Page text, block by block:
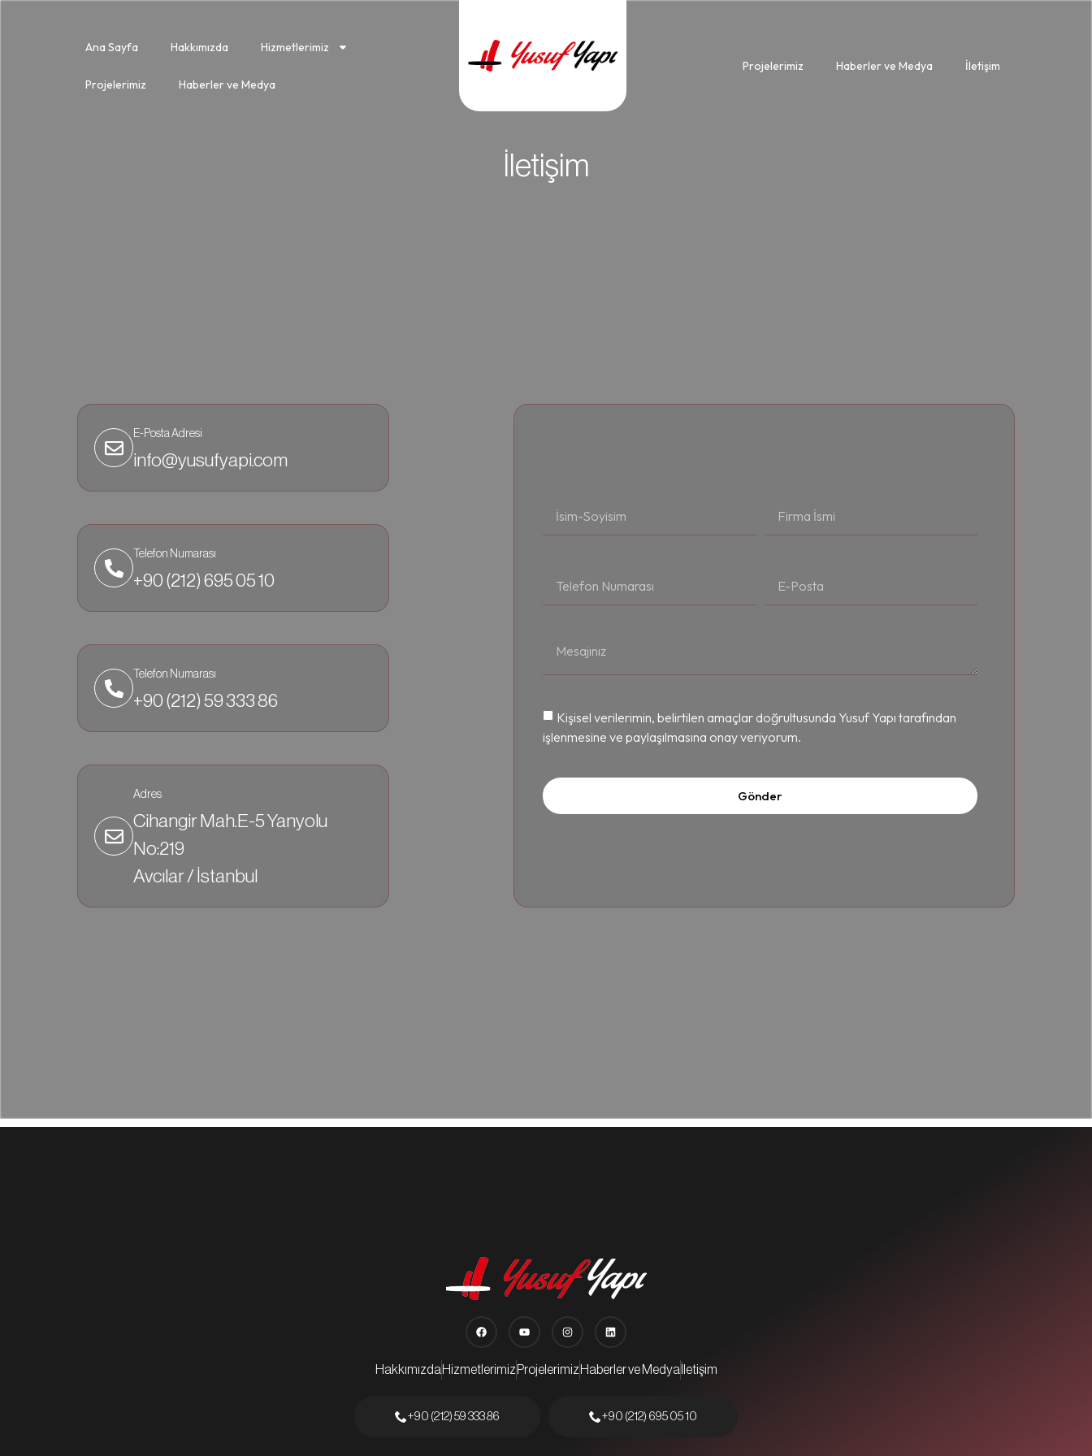
Ana Sayfa Hakkımızda Hizmetlerimiz
Projelerimiz Haberler ve Medya
Projelerimiz Haberler ve Medya İletişim
İletişim
E-Posta Adresi
info@yusufyapi.com
Telefon Numarası
+90 (212) 695 05 10
Telefon Numarası
+90 (212) 59 333 86
Adres
Cihangir Mah.E-5 Yanyolu
No:219
Avcılar / İstanbul
Kişisel verilerimin, belirtilen amaçlar doğrultusunda Yusuf Yapı tarafından
işlenmesine ve paylaşılmasına onay veriyorum.
Gönder
Hakkımızda Hizmetlerimiz Projelerimiz Haberler ve Medya İletişim
+90 (212) 59 333 86 +90 (212) 695 05 10